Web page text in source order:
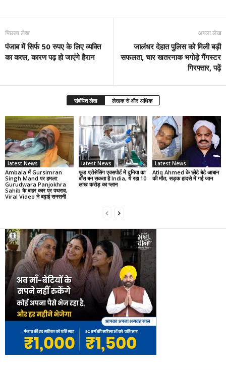
पिछला लेख
पंजाब में सिर्फ 50 रुपए के लिए व्यक्ति
का कत्ल, कारण पढ़ हो जाएंगे हैरान
अगला लेख
जालंधर देहात पुलिस को मिली बड़ी
सफलता, चार खतरनाक भगोड़े गैंगस्टर
गिरफ्तार, पढ़ें
संबंधित लेख लेखक से और अधिक
latest News
Ambala में Gursimran
Singh Mand पर हमला:
Gurudwara Panjokhra
Sahib के बाहर कार पर पथराव,
Viral Video ने बढ़ाई सनसनी
latest News
फूड प्रोसेसिंग एक्सपोर्ट में दुनिया का
बॉस बन सकता है India, ये रहा 10
लाख करोड़ का प्लान
Latest News
Atiq Ahmed के छोटे बेटे आबान
की मौत, सड़क हादसे में गई जान